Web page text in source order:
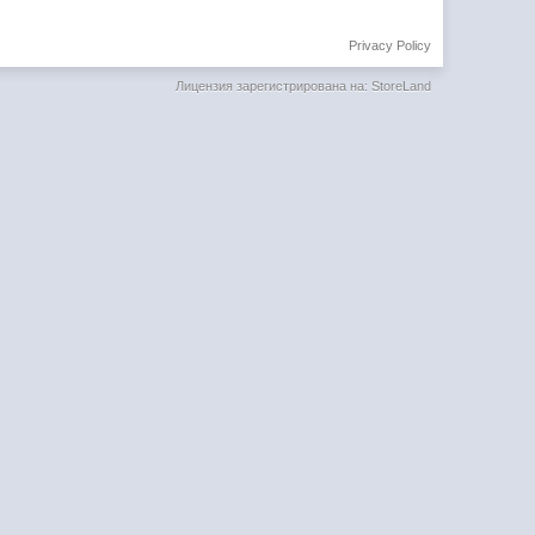
Privacy Policy
Лицензия зарегистрирована на: StoreLand